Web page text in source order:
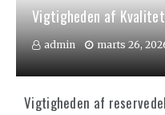
Vigtigheden af
admin marts 26,
Vigtigheden af